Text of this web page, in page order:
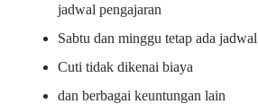
jadwal pengajaran
Sabtu dan minggu tetap ada
Cuti tidak dikenai biaya
dan berbagai keuntungan lain